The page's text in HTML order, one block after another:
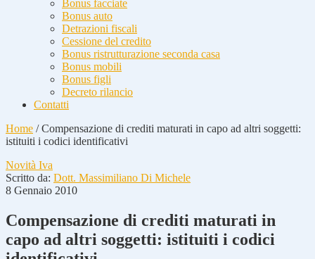
Bonus facciate
Bonus auto
Detrazioni fiscali
Cessione del credito
Bonus ristrutturazione seconda casa
Bonus mobili
Bonus figli
Decreto rilancio
Contatti
Home /Compensazione di crediti maturati in capo ad altri soggetti:
istituiti i codici identificativi
Novità Iva
Scritto da: Dott. Massimiliano Di Michele
8 Gennaio 2010
Compensazione di crediti maturati in
capo ad altri soggetti: istituiti i codici